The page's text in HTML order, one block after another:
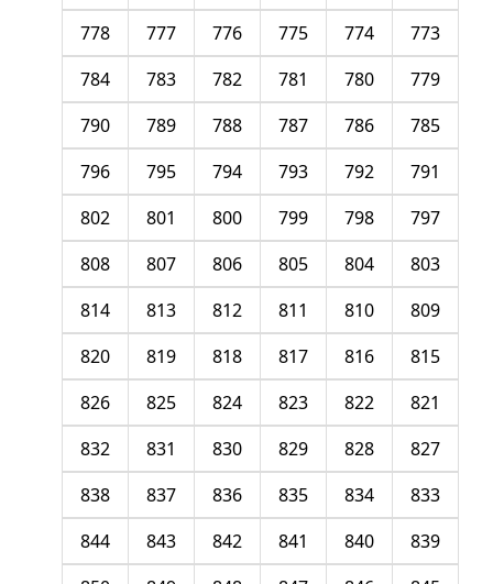
773
774
775
776
777
778
779
780
781
782
783
784
785
786
787
788
789
790
791
792
793
794
795
796
797
798
799
800
801
802
803
804
805
806
807
808
809
810
811
812
813
814
815
816
817
818
819
820
821
822
823
824
825
826
827
828
829
830
831
832
833
834
835
836
837
838
839
840
841
842
843
844